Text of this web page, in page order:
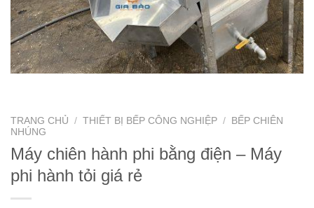
TRANG CHỦ / THIẾT BỊ BẾP CÔNG NGHIỆP /
BẾP CHIÊN
NHÚNG
Máy chiên hành phi bằng điện – Máy
phi hành tỏi giá rẻ